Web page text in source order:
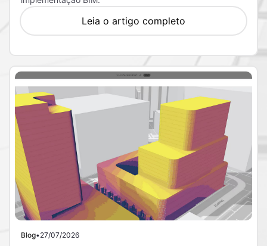
Leia o artigo completo
Blog•27/07/2026